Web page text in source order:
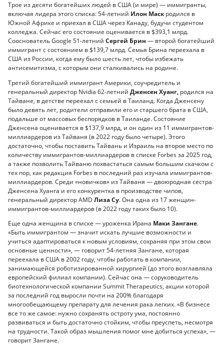
Трое из десяти богатейших людей в США (и мире) — иммигранты,
включая лидера этого списка: 54-летний Илон Маск родился в
Южной Африке и приехал в США через Канаду, будучи студентом
колледжа. Сейчас его состояние оценивается в $393,1 млрд.
Сооснователь Google 51-летний Сергей Брин — второй богатейший
иммигрант с состоянием в $139,7 млрд. Семья Брина переехала в
США из России, когда ему было шесть лет, чтобы избежать
антисемитизма, с которым они сталкивались на родине.
Третий богатейший иммигрант Америки, соучредитель и
генеральный директор Nvidia 62-летний Дженсен Хуанг, родился на
Тайване, в детстве переехал с семьей в Таиланд. Когда Дженсену
было девять лет, родители отправили его и старшего брата в США,
подальше от массовых беспорядков в Таиланде. Состояние
Дженсена оценивается в $137,9 млрд, и он один из 11 иммигрантов-
миллиардеров из Тайваня (в 2022 году было четыре). Этого
достаточно, чтобы поставить Тайвань и Израиль на второе место по
количеству иммигрантов-миллиардеров в списке Forbes за 2025 год,
а также позволить Тайваню похвастаться самым большим скачком с
тех пор, как редакция Forbes в последний раз изучала иммигрантов-
миллиардеров. Среди «новичков» из Тайваня — двоюродная сестра
Дженсена Хуанга и его конкурентка в производстве чипов,
генеральный директор AMD Лиза Су. Она одна из 17 женщин-
иммигрантов-миллиардеров (в 2022 году таких было 10).
Еще одна женщина в списке — уроженка Ирана Маки Зангане.
«Быть иммигрантом — значит искать лучшие возможности и
учиться адаптироваться к новым условиям, сохраняя при этом свои
основные ценности», — говорит 54-летняя Зангане, которая
переехала в США в 2002 году, чтобы работать в компании,
занимающейся роботизированной хирургией (до этого возглавляла
европейский филиал компании). Сейчас она — соруководитель
биотехнологической компании Summit Therapeutics, акции которой
за последний год выросли почти на 200% благодаря
многообещающему препарату для лечения рака легких. «В бизнесе
все то же самое: нужно сохранять остроту ума, постоянно
развиваться и быть достаточно стойким, чтобы преуспеть, несмотря
на трудности. Такой образ мышления помог мне добиться успеха», —
говорит Зангане.